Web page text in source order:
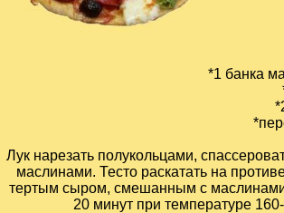
*1 банка
Лук нарезать полукольцами,
маслинами. Тесто раскатать на
тертым сыром, смешанным с
20 минут при температуре